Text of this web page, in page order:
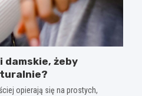
damskie, żeby
opierają się na prostych,